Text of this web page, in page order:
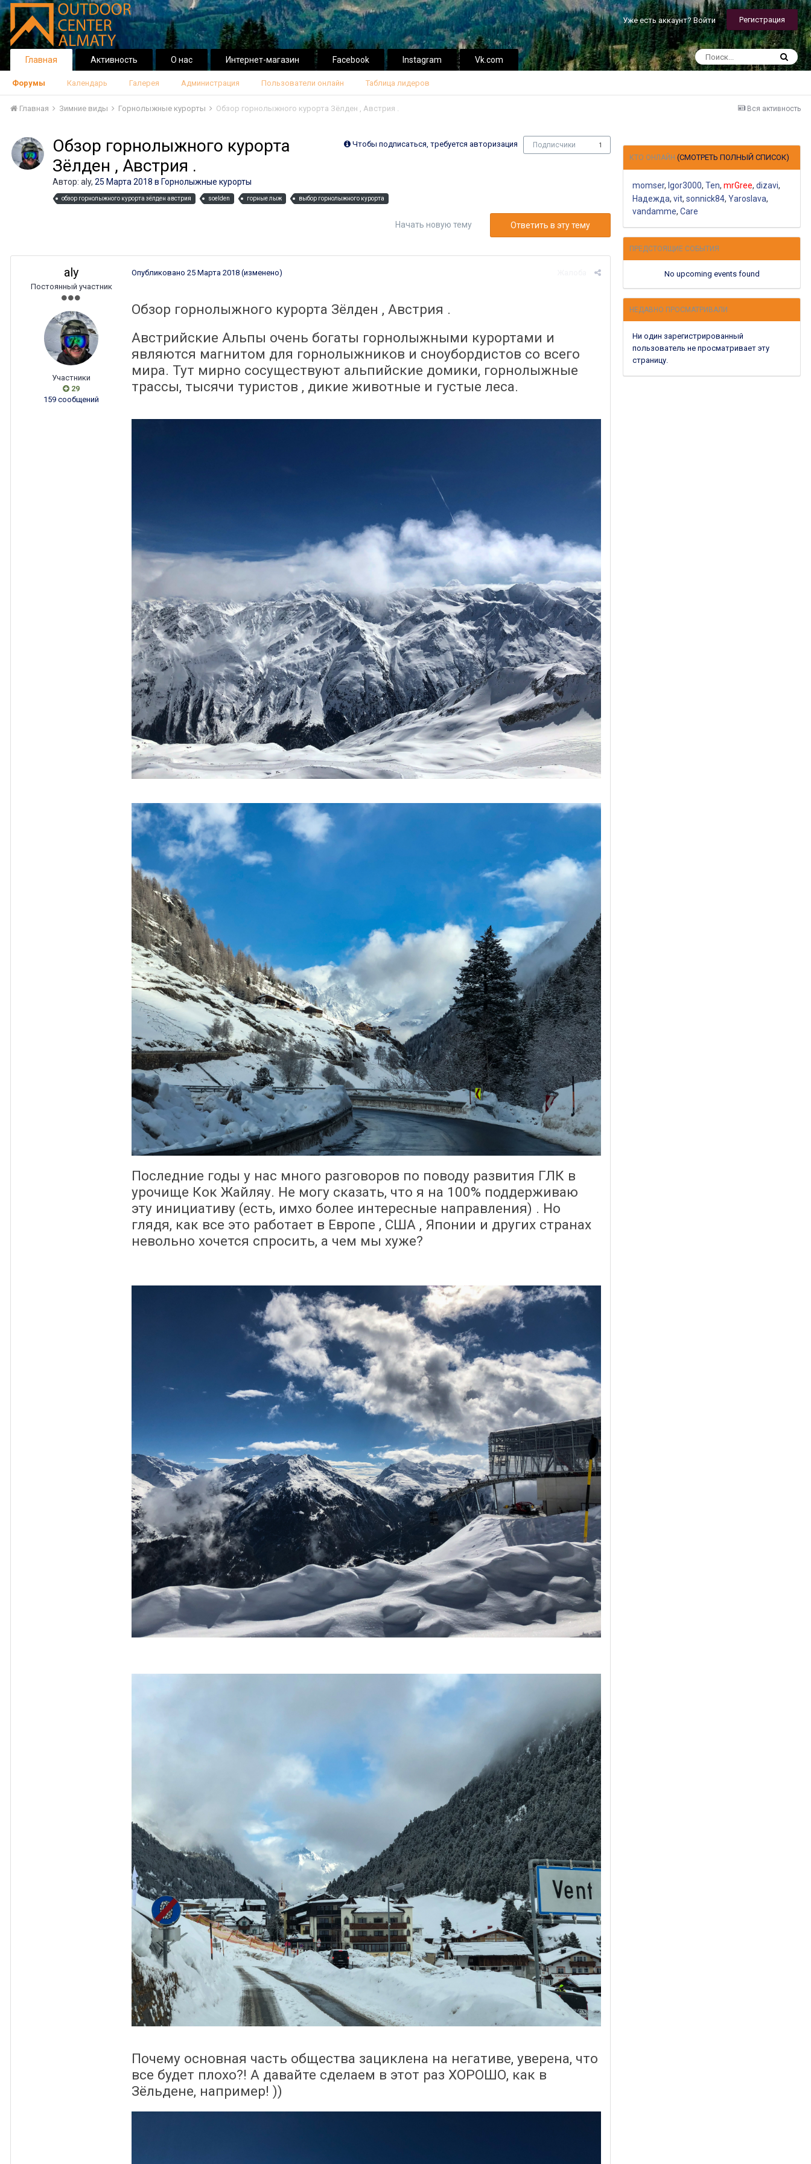
Уже есть аккаунт? Войти Регистрация
Главная
Форумы Календарь Галерея Администрация Пользователи онлайн Таблица лидеров
Активность О нас Интернет-магазин Facebook Instagram Vk.com
Вся активность
Главная Зимние виды Горнолыжные курорты Обзор горнолыжного курорта Зёлден , Австрия .
Чтобы подписаться, требуется авторизация Подписчики 1
Обзор горнолыжного курорта
Зёлден , Австрия .
Автор: aly, 25 Марта 2018 в Горнолыжные курорты
обзор горнолыжного курорта зёлден австрия soelden горные лыж выбор горнолыжного курорта
Ответить в эту тему
Начать новую тему
aly
Постоянный участник
Участники
29
159 сообщений
Опубликовано 25 Марта 2018 (изменено)
Обзор горнолыжного курорта Зёлден , Австрия .
Австрийские Альпы очень богаты горнолыжными курортами и
являются магнитом для горнолыжников и сноубордистов со всего
мира. Тут мирно сосуществуют альпийские домики, горнолыжные
трассы, тысячи туристов , дикие животные и густые леса.
Последние годы у нас много разговоров по поводу развития ГЛК в
урочище Кок Жайляу. Не могу сказать, что я на 100% поддерживаю
эту инициативу (есть, имхо более интересные направления) . Но
глядя, как все это работает в Европе , США , Японии и других странах
невольно хочется спросить, а чем мы хуже?
Почему основная часть общества зациклена на негативе, уверена, что
все будет плохо?! А давайте сделаем в этот раз ХОРОШО, как в
Зёльдене, например! ))
КТО ОНЛАЙН (СМОТРЕТЬ ПОЛНЫЙ СПИСОК)
momser Igor3000 Ten mrGree dizavi
Надежда vit sonnick84 Yaroslava
vandamme Care
ПРЕДСТОЯЩИЕ СОБЫТИЯ
No upcoming events found
НЕДАВНО ПРОСМАТРИВАЛИ
Ни один зарегистрированный
пользователь не просматривает эту
страницу.